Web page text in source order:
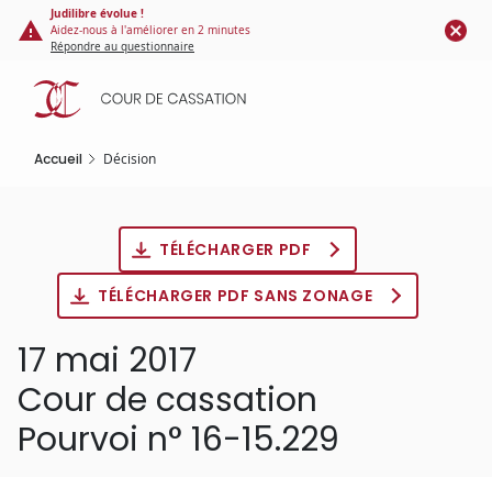
Panneau de gestion des cookies
contenu
principal
Judilibre évolue !
Aidez-nous à l'améliorer en 2 minutes
Répondre au questionnaire
Accueil Décision
TÉLÉCHARGER PDF
TÉLÉCHARGER PDF SANS ZONAGE
17 mai 2017
Cour de cassation
Pourvoi n° 16-15.229